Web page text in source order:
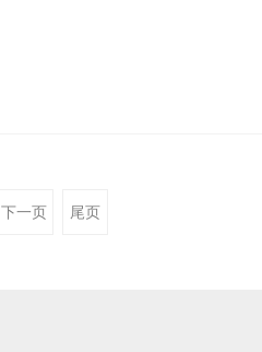
、入轨、伸展、运动、漂移、信号采
下一页 尾页